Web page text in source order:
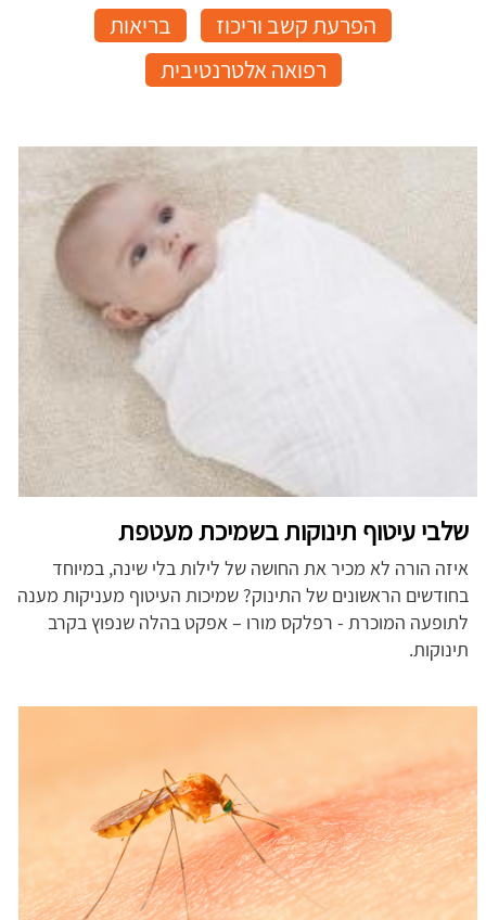
הפרעת קשב וריכוז
בריאות
רפואה אלטרנטיבית
שלבי עיטוף תינוקות בשמיכת מעטפת
איזה הורה לא מכיר את החושה של לילות בלי שינה, במיוחד
בחודשים הראשונים של התינוק? שמיכות העיטוף מעניקות מענה
לתופעה המוכרת - רפלקס מורו – אפקט בהלה שנפוץ בקרב
תינוקות.